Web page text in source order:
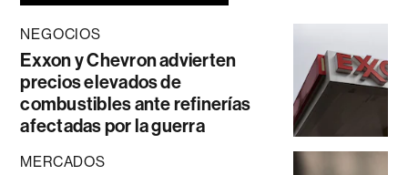
NEGOCIOS
Exxon y Chevron advierten
precios elevados de
combustibles ante refinerías
afectadas por la guerra
MERCADOS